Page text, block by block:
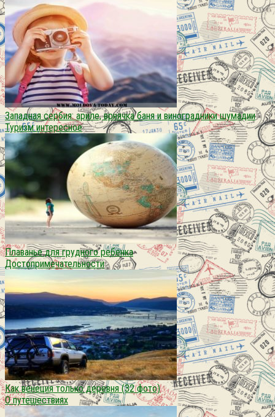
Западная сербия: ариле, врнячка баня и виноградники шумадии
Туризм интересное
Плаванье для грудного ребенка
Достопримечательности
Как венеция только деревня (32 фото)
О путешествиях